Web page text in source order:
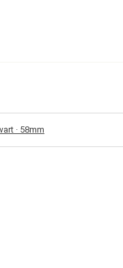
· 58mm